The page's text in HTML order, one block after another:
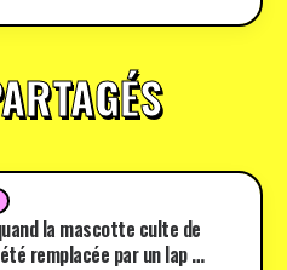
la mascotte culte de
remplacée par un lap …